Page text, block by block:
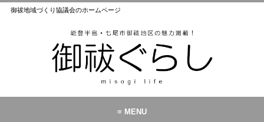
御祓地域づくり協議会のホームページ
≡ MENU